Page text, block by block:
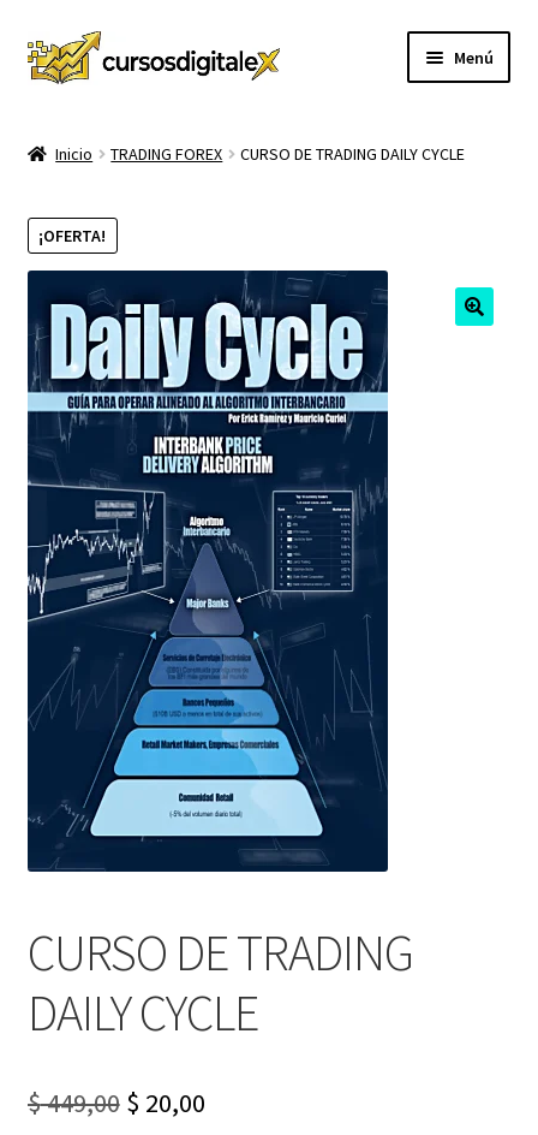
Ir
a
Ir
al
Menú
CURSOS
menú
hijo
MEMBRESIA
MI CUENTA
CARRITO
CONTACTO
Inicio TRADING FOREX CURSO DE TRADING DAILY CYCLE
¡OFERTA!
CURSO DE TRADING
DAILY CYCLE
$449,00 Original
$ 20,00Current